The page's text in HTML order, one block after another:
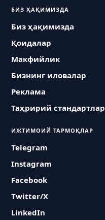
БИЗ ҲАҚИМИЗДА
Биз ҳақимизда
Қоидалар
Макфийлик
Бизнинг иловалар
Реклама
Таҳририй стандартлар
ИЖТИМОИЙ ТАРМОҚЛАР
Telegram
Instagram
Facebook
Twitter/X
LinkedIn